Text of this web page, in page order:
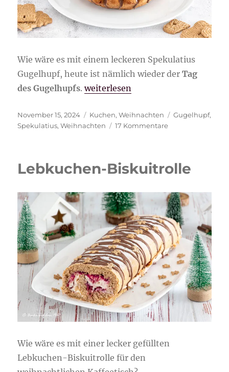
Wie wäre es mit einem leckeren Spekulatius
Gugelhupf, heute ist nämlich wieder derTag
des Gugelhupfs.„Spekulatius Gugelhupf“
weiterlesen
Veröffentlicht
am
November 15, 2024 Kategorien
Kuchen,Weihnachten Schlagwörter
Gugelhupf,
Spekulatius,Weihnachten 17 Kommentarezu
Lebkuchen-Biskuitrolle
Wie wäre es mit einer lecker gefüllten
Lebkuchen-Biskuitrolle für den